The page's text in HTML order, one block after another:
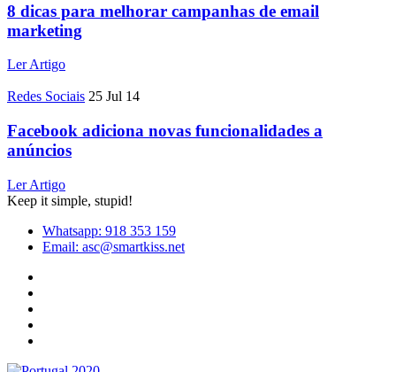
8 dicas para melhorar campanhas de email
marketing
Ler Artigo
Redes Sociais 25 Jul 14
Facebook adiciona novas funcionalidades a
anúncios
Ler Artigo
Keep it simple, stupid!
Whatsapp: 918 353 159
Email: asc@smartkiss.net